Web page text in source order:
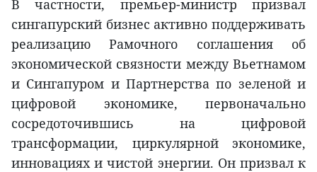
В частности, премьер-министр призвал
сингапурский бизнес активно поддерживать
реализацию Рамочного соглашения об
экономической связности между Вьетнамом
и Сингапуром и Партнерства по зеленой и
цифровой экономике, первоначально
сосредоточившись на цифровой
трансформации, циркулярной экономике,
инновациях и чистой энергии. Он призвал к